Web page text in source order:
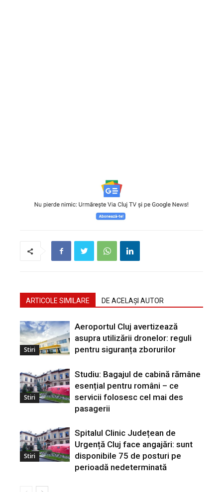
ARTICOLE SIMILARE DE ACELAȘI AUTOR
Stiri
Aeroportul Cluj avertizează
asupra utilizării dronelor: reguli
pentru siguranța zborurilor
Stiri
Studiu: Bagajul de cabină rămâne
esențial pentru români – ce
servicii folosesc cel mai des
pasagerii
Stiri
Spitalul Clinic Județean de
Urgență Cluj face angajări: sunt
disponibile 75 de posturi pe
perioadă nedeterminată